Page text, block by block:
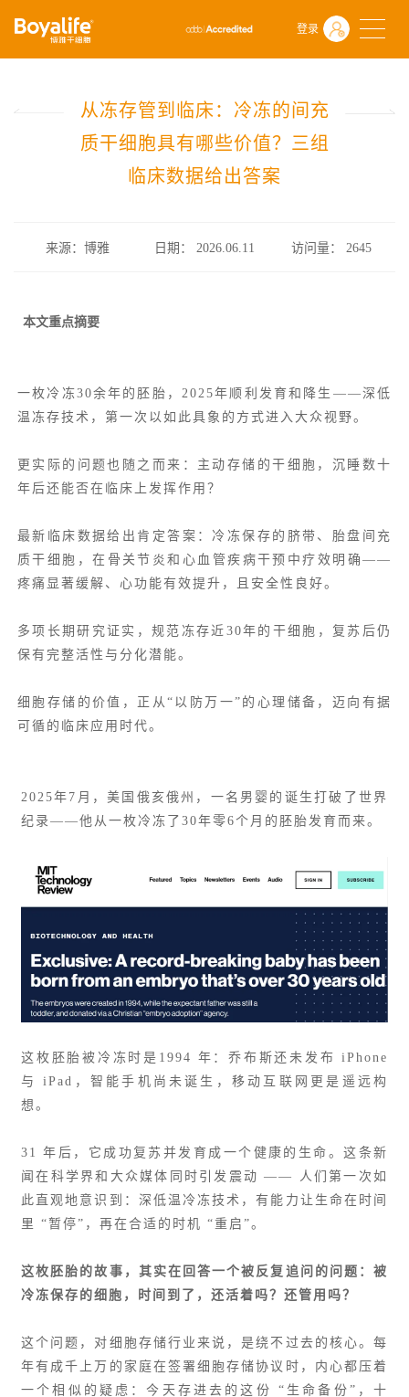
登录
首页 什么是干细胞
前沿动态
从冻存管到临床：冷冻的间充质干细胞具有哪些价值？三组临床数据
从冻存管到临床：冷冻的间充
质干细胞具有哪些价值？三组
临床数据给出答案
来源：博雅 日期： 2026.06.11 访问量：2645
本文重点摘要
一枚冷冻30余年的胚胎，2025年顺利发育和降生——深低
温冻存技术，第一次以如此具象的方式进入大众视野。
更实际的问题也随之而来：主动存储的干细胞，沉睡数十
年后还能否在临床上发挥作用？
最新临床数据给出肯定答案：冷冻保存的脐带、胎盘间充
质干细胞，在骨关节炎和心血管疾病干预中疗效明确——
疼痛显著缓解、心功能有效提升，且安全性良好。
多项长期研究证实，规范冻存近30年的干细胞，复苏后仍
保有完整活性与分化潜能。
细胞存储的价值，正从“以防万一”的心理储备，迈向有据
可循的临床应用时代。
2025年7月，美国俄亥俄州，一名男婴的诞生打破了世界
纪录——他从一枚冷冻了30年零6个月的胚胎发育而来。
这枚胚胎被冷冻时是1994 年：乔布斯还未发布 iPhone
与 iPad，智能手机尚未诞生，移动互联网更是遥远构
想。
31 年后，它成功复苏并发育成一个健康的生命。这条新
闻在科学界和大众媒体同时引发震动 —— 人们第一次如
此直观地意识到：深低温冷冻技术，有能力让生命在时间
里 “暂停”，再在合适的时机 “重启”。
这枚胚胎的故事，其实在回答一个被反复追问的问题：被
冷冻保存的细胞，时间到了，还活着吗？还管用吗？
这个问题，对细胞存储行业来说，是绕不过去的核心。每
年有成千上万的家庭在签署细胞存储协议时，内心都压着
一个相似的疑虑：今天存进去的这份 “生命备份”，十